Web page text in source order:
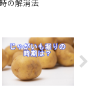
の解消法